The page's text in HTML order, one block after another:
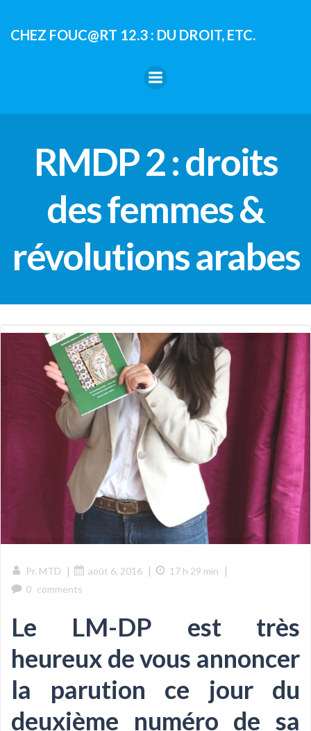
contenu
CHEZ FOUC@RT 12.3 : DU DROIT, ETC.
RMDP 2 : droits
des femmes &
révolutions arabes
Pr. MTD | août 6, 2016 | 17 h 29 min |
0 comments
Le LM-DP est très
heureux de vous annoncer
la parution ce jour du
deuxième numéro de sa